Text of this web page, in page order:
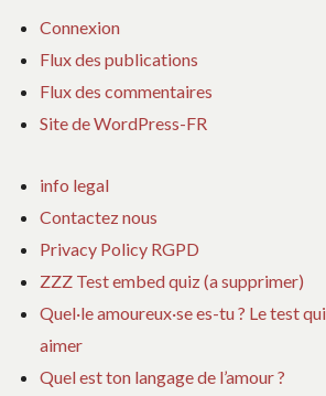
Connexion
Flux des publications
Flux des commentaires
Site de WordPress-FR
info legal
Contactez nous
Privacy Policy RGPD
ZZZ Test embed quiz (a supprimer)
Quel·le amoureux·se es-tu ? Le test
aimer
Quel est ton langage de l’amour ?